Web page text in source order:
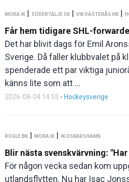
MORA IK | SÖDERTÄLJE SK | VIK VÄSTERÅS HK |
Får hem tidigare SHL-
Det har blivit dags för Emil
Sverige. Då faller klubbvalet på
spenderade ett par viktiga
känns lite som att ...
2026-08-04 14:55 - Hockeysverige
RÖGLE BK | MORA IK | IK OSKARSHAMN
Blir nästa svenskvärvning:
För någon vecka sedan kom
utlandsflytten. Nu har Isac